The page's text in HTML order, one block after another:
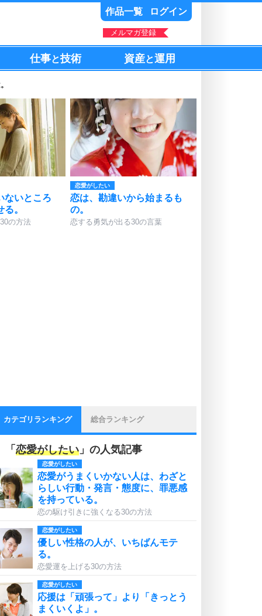
作品一覧 ログイン
メルマガ登録
仕事と技術 資産と運用
ないところ
。
の方法
恋愛がしたい
恋は、勘違いから始まるも
の。
恋する勇気が出る30の言葉
カテゴリランキング 総合ランキング
「 恋愛がしたい 」の人気記事
恋愛がしたい
恋愛がうまくいかない人は、わざと
らしい行動・発言・態度に、罪悪感
を持っている。
恋の駆け引きに強くなる30の方法
恋愛がしたい
優しい性格の人が、いちばんモテ
る。
恋愛運を上げる30の方法
恋愛がしたい
応援は「頑張って」より「きっとう
まくいくよ」。